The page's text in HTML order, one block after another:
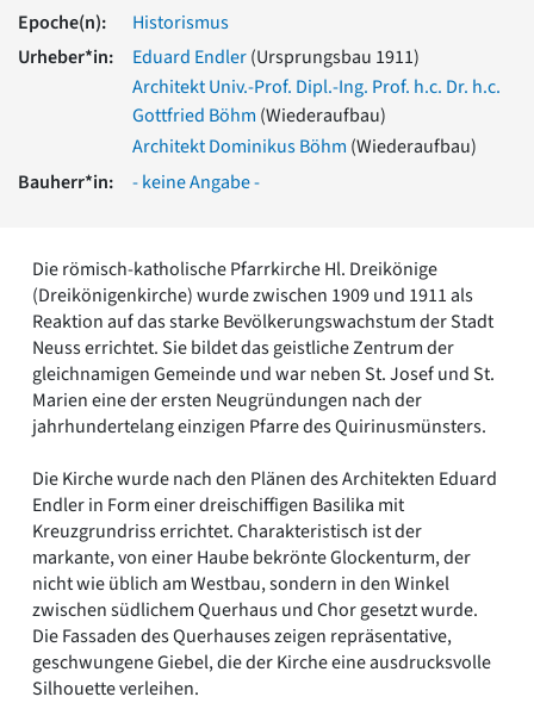
Romanik
Vorromanik
Römische Antike
Über baukunst-nrw
Fachbeirat
Freunde & Förderer
Datenschutz
Suchbegriff eingeben
Epoche(n):
Historismus
Urheber*in:
Eduard Endler(Ursprungsbau 1911)
Architekt Univ.-Prof. Dipl.-Ing. Prof. h.c. Dr. h.c.
Gottfried Böhm (Wiederaufbau)
Architekt Dominikus Böhm (Wiederaufbau)
Bauherr*in:
- keine Angabe -
Die römisch-katholische Pfarrkirche Hl. Dreikönige
(Dreikönigenkirche) wurde zwischen 1909 und 1911 als
Reaktion auf das starke Bevölkerungswachstum der Stadt
Neuss errichtet. Sie bildet das geistliche Zentrum der
gleichnamigen Gemeinde und war neben St. Josef und St.
Marien eine der ersten Neugründungen nach der
jahrhundertelang einzigen Pfarre des Quirinusmünsters.
Die Kirche wurde nach den Plänen des Architekten Eduard
Endler in Form einer dreischiffigen Basilika mit
Kreuzgrundriss errichtet. Charakteristisch ist der
markante, von einer Haube bekrönte Glockenturm, der
nicht wie üblich am Westbau, sondern in den Winkel
zwischen südlichem Querhaus und Chor gesetzt wurde.
Die Fassaden des Querhauses zeigen repräsentative,
geschwungene Giebel, die der Kirche eine ausdrucksvolle
Silhouette verleihen.